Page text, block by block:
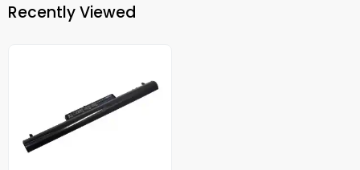
Recently Viewed